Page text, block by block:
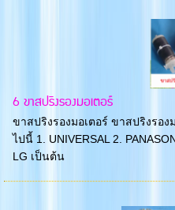
6 ขาสปริงรองมอเตอร์
ขาสปริงรองมอเตอร์ ขาสปริงรอ
ไปนี้ 1. UNIVERSAL 2.
LG เป็นต้น